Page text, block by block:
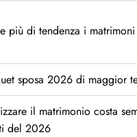
più di tendenza i
sposa 2026 di maggior
il matrimonio costa
del 2026